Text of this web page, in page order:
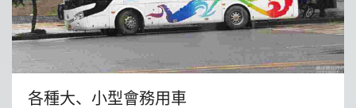
各種大、小型會務用車